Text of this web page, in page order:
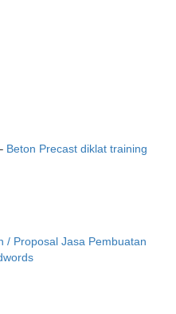
Beton Precast diklat training
/ Proposal Jasa Pembuatan